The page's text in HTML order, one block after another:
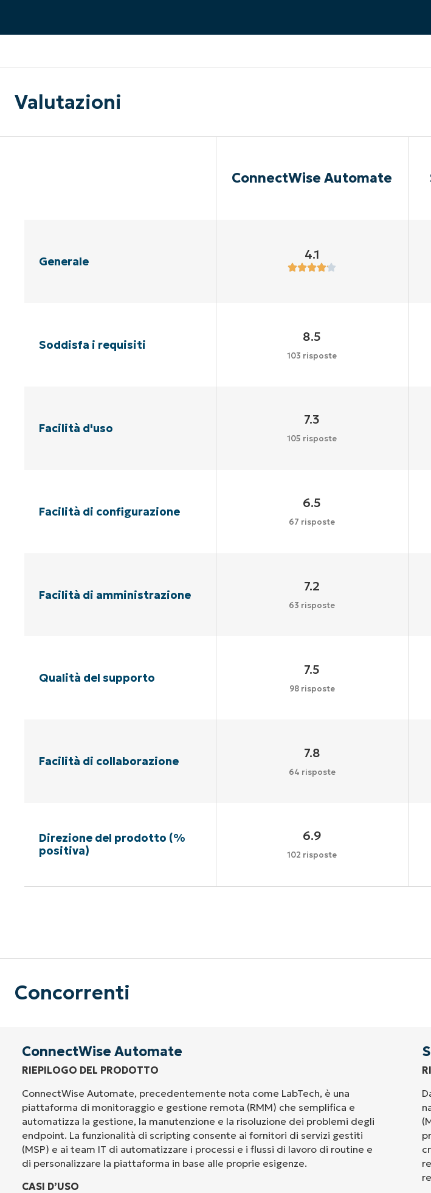
Valutazioni
ConnectWise Automate
Generale 4.1
Soddisfa i requisiti
8.5
103 risposte
Facilità d'uso
7.3
105 risposte
Facilità di configurazione
6.5
67 risposte
Facilità di amministrazione
7.2
63 risposte
Qualità del supporto
7.5
98 risposte
Facilità di collaborazione
7.8
64 risposte
Direzione del prodotto (%
positiva)
6.9
102 risposte
Concorrenti
ConnectWise Automate
RIEPILOGO DEL PRODOTTO
ConnectWise Automate, precedentemente nota come LabTech, è una
piattaforma di monitoraggio e gestione remota (RMM) che semplifica e
automatizza la gestione, la manutenzione e la risoluzione dei problemi degli
endpoint. La funzionalità di scripting consente ai fornitori di servizi gestiti
(MSP) e ai team IT di automatizzare i processi e i flussi di lavoro di routine e
di personalizzare la piattaforma in base alle proprie esigenze.
CASI D’USO
Company